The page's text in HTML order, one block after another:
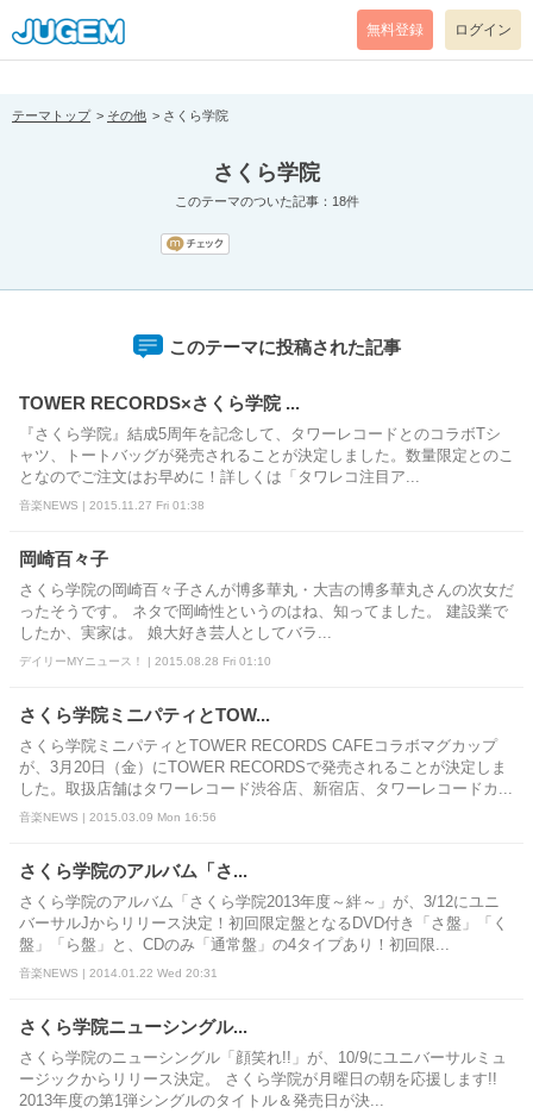
[pear_error: message="Success" code=0 mode=return level=notice
prefix="" info=""]
無料登録 ログイン
テーマトップ その他 さくら学院
さくら学院
このテーマのついた記事：18件
このテーマに投稿された記事
TOWER RECORDS×さくら学院 ...
『さくら学院』結成5周年を記念して、タワーレコードとのコラボTシ
ャツ、トートバッグが発売されることが決定しました。数量限定とのこ
となのでご注文はお早めに！詳しくは「タワレコ注目ア...
音楽NEWS | 2015.11.27 Fri 01:38
岡崎百々子
さくら学院の岡崎百々子さんが博多華丸・大吉の博多華丸さんの次女だ
ったそうです。 ネタで岡崎性というのはね、知ってました。 建設業で
したか、実家は。 娘大好き芸人としてバラ...
デイリーMYニュース！ | 2015.08.28 Fri 01:10
さくら学院ミニパティとTOW...
さくら学院ミニパティとTOWER RECORDS CAFEコラボマグカップ
が、3月20日（金）にTOWER RECORDSで発売されることが決定しま
した。取扱店舗はタワーレコード渋谷店、新宿店、タワーレコードカ...
音楽NEWS | 2015.03.09 Mon 16:56
さくら学院のアルバム「さ...
さくら学院のアルバム「さくら学院2013年度～絆～」が、3/12にユニ
バーサルJからリリース決定！初回限定盤となるDVD付き「さ盤」「く
盤」「ら盤」と、CDのみ「通常盤」の4タイプあり！初回限...
音楽NEWS | 2014.01.22 Wed 20:31
さくら学院ニューシングル...
さくら学院のニューシングル「顔笑れ!!」が、10/9にユニバーサルミュ
ージックからリリース決定。 さくら学院が月曜日の朝を応援します!!
2013年度の第1弾シングルのタイトル＆発売日が決...